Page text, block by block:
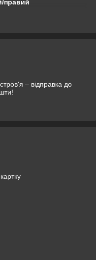
правий
– відправка до